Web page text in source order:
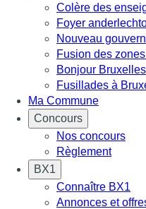
Colère des
Foyer
Nouveau
Fusion des
Bonjour Bruxelles
Fusillades à
Ma Commune
Concours
Nos concours
Règlement
BX1
Connaître BX1
Annonces et